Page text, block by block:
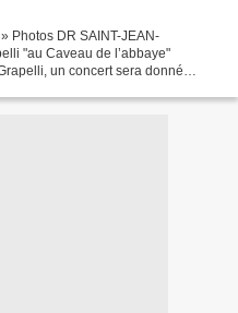
Photos DR SAINT-JEAN-
"au Caveau de l’abbaye"
un concert sera donné